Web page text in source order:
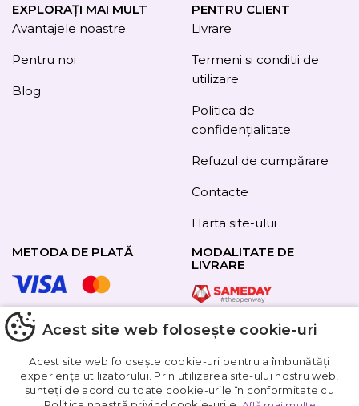
EXPLORAȚI MAI MULT
Avantajele noastre
Pentru noi
Blog
PENTRU CLIENT
Livrare
Termeni si conditii de
utilizare
Politica de
confidențialitate
Refuzul de cumpărare
Contacte
Harta site-ului
METODA DE PLATĂ
URMAȚI-NE
MODALITATE DE
LIVRARE
Obțineți
Acest site web folosește cookie-uri
Acest site web folosește cookie-uri pentru a îmbunătăți
experiența utilizatorului. Prin utilizarea site-ului nostru web,
sunteți de acord cu toate cookie-urile în conformitate cu